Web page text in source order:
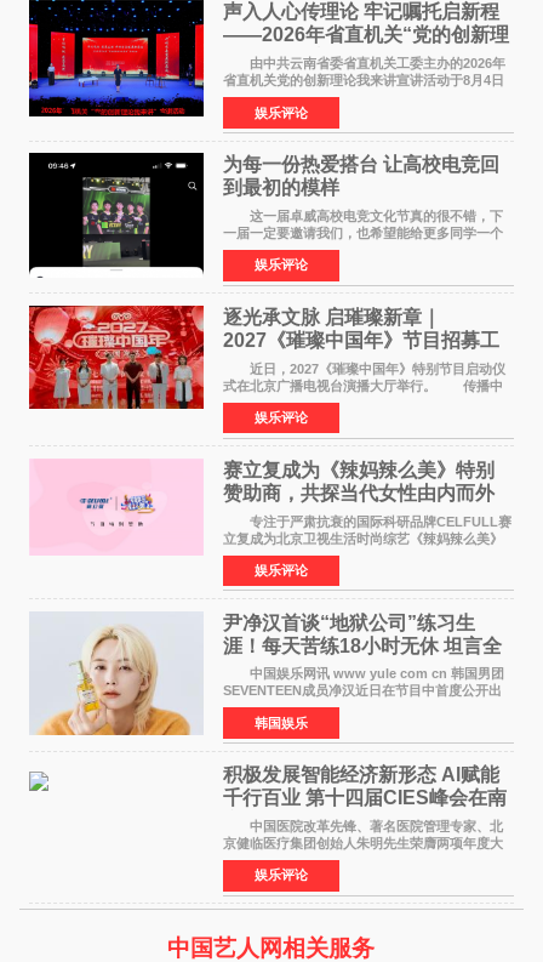
声入人心传理论 牢记嘱托启新程
——2026年省直机关“党的创新理
论我来讲”宣讲活动圆满落幕
由中共云南省委省直机关工委主办的2026年
省直机关党的创新理论我来讲宣讲活动于8月4日
至5日在昆明举办。活动以 "牢记嘱托 感恩奋进
开创云南发展新局面 "为主题，坚持以新时代中国
特色社会主义
娱乐评论
为每一份热爱搭台 让高校电竞回
到最初的模样
这一届卓威高校电竞文化节真的很不错，下
一届一定要邀请我们，也希望能给更多同学一个
来到现场的机会。 2026卓威高校电竞文化节
已经落下帷幕，在活动结束后，仍有不少高校电
竞社负责人和现
娱乐评论
逐光承文脉 启璀璨新章｜
2027《璀璨中国年》节目招募工
作圆满启动
近日，2027《璀璨中国年》特别节目启动仪
式在北京广播电视台演播大厅举行。 传播中
华优秀传统文化，弘扬纯正国风艺术，打造高规
格、高质感、正能量的文艺盛典，是璀璨中国年
矢志不渝的初心
娱乐评论
赛立复成为《辣妈辣么美》特别
赞助商，共探当代女性由内而外
活力美
专注于严肃抗衰的国际科研品牌CELFULL赛
立复成为北京卫视生活时尚综艺《辣妈辣么美》
的特别赞助商,明星辣妈袁咏仪倾情参与，向广大
都市女性传递健康生活新主张，寄语当代女性在
家庭与自我之间
娱乐评论
尹净汉首谈“地狱公司”练习生
涯！每天苦练18小时无休 坦言全
靠成员撑过来
中国娱乐网讯 www yule com cn 韩国男团
SEVENTEEN成员净汉近日在节目中首度公开出
道前的残酷练习生经历，并提及经纪公司Pledis
娱乐，引发广泛关注。 在8月2日播出的日本
TBS综艺节目《周
韩国娱乐
积极发展智能经济新形态 Al赋能
千行百业 第十四届CIES峰会在南
京盛大召开
中国医院改革先锋、著名医院管理专家、北
京健临医疗集团创始人朱明先生荣膺两项年度大
奖 2026年7月31日，盛夏金陵，长江之畔，
以重落地·真务实·强链接为主题的2026&lsquo;人
工智能+&rsquo
娱乐评论
中国艺人网相关服务